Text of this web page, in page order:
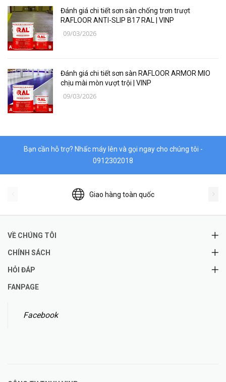
Dụng Cụ Ngành Hàng Không
Thiết Bị Niika
Linh, Phụ Kiện Công Nghiệp Nặng
Hóa chất
Đánh giá chi tiết sơn sàn chống trơn trượt
RAFLOOR ANTI-SLIP B17 RAL | VINP
09/03/2026
Đánh giá chi tiết sơn sàn RAFLOOR ARMOR MIO
chịu mài mòn vượt trội | VINP
09/03/2026
Bạn cần hỗ trợ? Nhấc máy lên và gọi ngay cho chúng tôi -
0912302018
Giao hàng toàn quốc
VỀ CHÚNG TÔI
CHÍNH SÁCH
HỎI ĐÁP
FANPAGE
Facebook